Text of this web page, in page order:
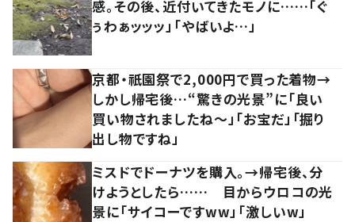
感。その後、近付いてきたモノに……「ぐ
ぅわぁッッッ」「やばいよ…」
京都・祇園祭で2,000円で買った着物→
しかし帰宅後…“驚きの光景”に「良い
買い物されましたね～」「お宝だ」「掘り
出し物ですね」
ミスドでドーナツを購入。→帰宅後、分
けようとしたら…… 目からウロコの光
景に「サイコーですww」「激しいw」